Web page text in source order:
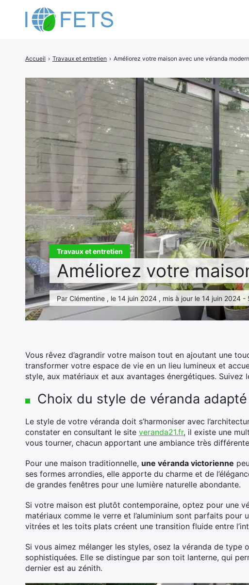
Travaux et entretien
Améliorez votre
Par Clémentine , le 14 juin 2024 , mis à jour le 14 juin 2024
Accueil › Travaux et entretien › Améliorez votre maison avec une véranda
Vous rêvez d’agrandir votre maison tout en ajoutant une
transformer votre espace de vie en un lieu lumineux et
style, aux matériaux et aux avantages énergétiques. Suivez
Choix du style de véranda
Le style de votre véranda doit s’harmoniser avec
constater en consultant le site veranda21.fr, il existe une
vous tourner, chacun apportant une ambiance très
Pour une maison traditionnelle, une véranda victorienne
ses formes arrondies, elle apporte du charme et de
de grandes fenêtres pour une lumière naturelle abondante.
Si votre maison est plutôt contemporaine, optez pour une
matériaux comme le verre et l’aluminium sont parfaits pour
vitrées et les toits plats créent une transition fluide entre
Si vous aimez mélanger les styles, osez la véranda de type
sophistiquées. Elle se distingue par son toit lanterne, qui
dernier est au zénith.
Rechercher